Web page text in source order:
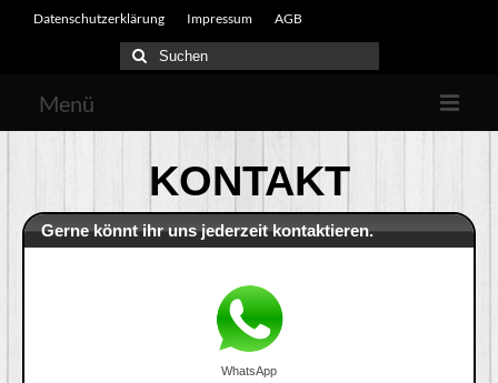
Datenschutzerklärung Impressum AGB
Suchen
nach:
Menü
Über uns
Kurse
KONTAKT
Gerne könnt ihr uns jederzeit kontaktieren.
WhatsApp